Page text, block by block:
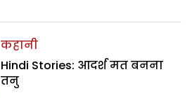
कहानी
Hindi Stories: आदर्श मत बनना
तनु